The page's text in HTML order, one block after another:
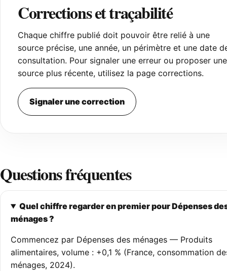
Corrections et traçabilité
Chaque chiffre publié doit pouvoir être relié à une
source précise, une année, un périmètre et une date
consultation. Pour signaler une erreur ou proposer une
source plus récente, utilisez la page corrections.
Signaler une correction
Questions fréquentes
Quel chiffre regarder en premier pour Dépenses
ménages ?
Commencez par Dépenses des ménages — Produits
alimentaires, volume : +0,1 % (France, consommation
ménages, 2024).